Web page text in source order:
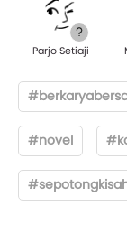
Parjo Setiaji
#novel